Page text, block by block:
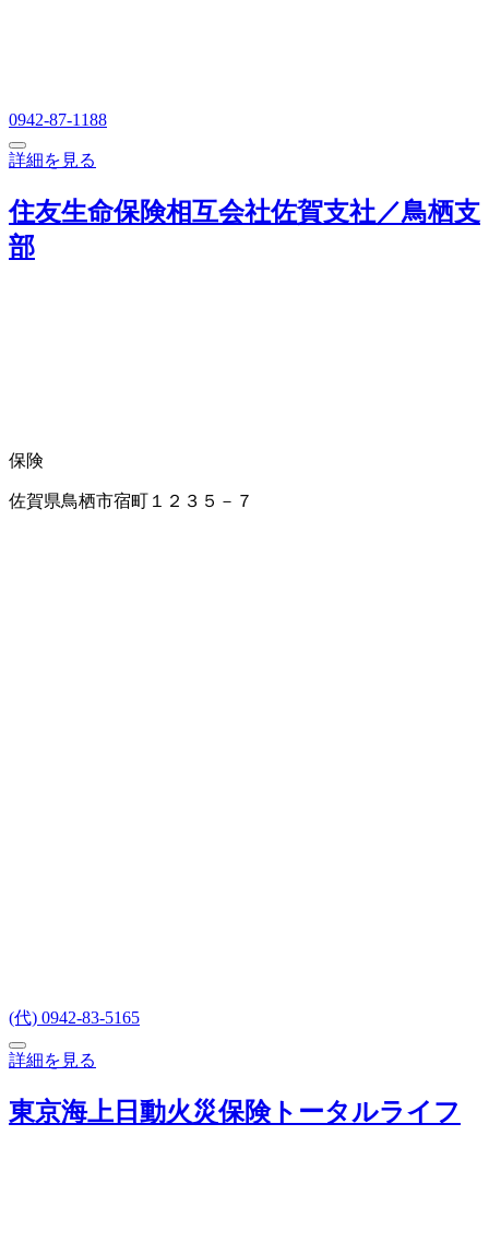
0942-87-1188
詳細を見る
住友生命保険相互会社佐賀支社／鳥栖支
部
保険
佐賀県鳥栖市宿町１２３５－７
(代) 0942-83-5165
詳細を見る
東京海上日動火災保険トータルライフ